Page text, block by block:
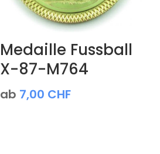
Medaille Fussball
X-87-M764
ab 7,00 CHF